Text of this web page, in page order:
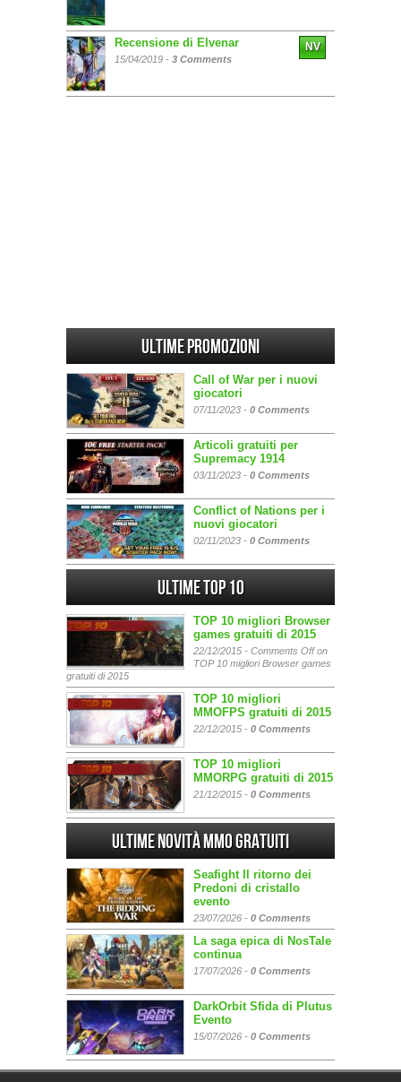
Recensione di Elvenar
15/04/2019 - 3 Comments
NV
Ultime promozioni
Call of War per i nuovi
giocatori
07/11/2023 - 0 Comments
Articoli gratuiti per
Supremacy 1914
03/11/2023 - 0 Comments
Conflict of Nations per i
nuovi giocatori
02/11/2023 - 0 Comments
Ultime Top 10
TOP 10 migliori Browser
games gratuiti di 2015
22/12/2015 - Comments Offon
TOP 10 migliori Browser games
gratuiti di 2015
TOP 10 migliori
MMOFPS gratuiti di 2015
22/12/2015 - 0 Comments
TOP 10 migliori
MMORPG gratuiti di 2015
21/12/2015 - 0 Comments
Ultime Novità MMO gratuiti
Seafight Il ritorno dei
Predoni di cristallo
evento
23/07/2026 - 0 Comments
La saga epica di NosTale
continua
17/07/2026 - 0 Comments
DarkOrbit Sfida di Plutus
Evento
15/07/2026 - 0 Comments